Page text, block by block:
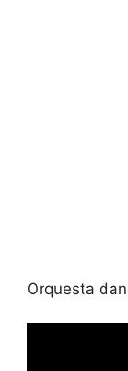
Orquesta